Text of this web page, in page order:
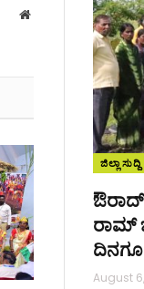
Website
ಜಿಲ್ಲಾ ಸುದ್ದಿ
ರಾಮ್
August